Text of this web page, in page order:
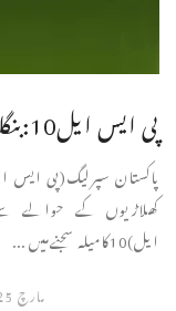
پی ایس ایل10:بنگلہ دیش کااپنےکھلاڑیوکیلئے بڑافیصلہ
کھلاڑیوں کے حوالے
ایل)10کامیلہ سجنےمیں ...
مارچ 25, 2025